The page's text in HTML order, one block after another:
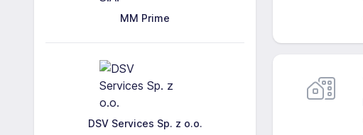
MM Prime
DSV Services Sp. z o.o.